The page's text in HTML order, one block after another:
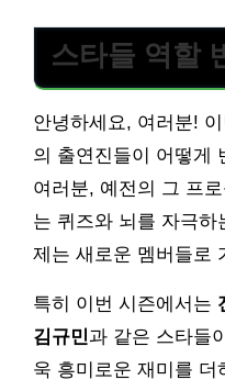
스타들 역할
안녕하세요, 여러분!
의 출연진들이 어떻게
여러분, 예전의 그 프
는 퀴즈와 뇌를 자극하
제는 새로운 멤버들로
특히 이번 시즌에서는
김규민과 같은 스타들
욱 흥미로운 재미를